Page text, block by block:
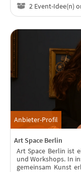
2 Event-Idee(n)
Anbieter-Profil
Art Space Berlin
Art Space Berlin ist
und Workshops. In
gemeinsam Kunst